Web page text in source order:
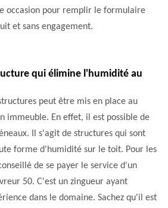
occasion pour remplir le formulaire
et sans engagement.
qui élimine l'humidité au
peut être mis en place au
immeuble. En effet, il est possible de
Il s'agit de structures qui sont
forme d'humidité sur le toit. Pour les
de se payer le service d'un
50. C'est un zingueur ayant
dans le domaine. Sachez qu'il est